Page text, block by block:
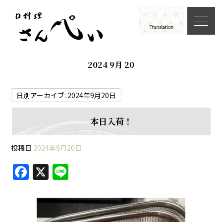
2024 9月 20
日別アーカイブ: 2024年9月20日
本日入荷！
投稿日 2024年9月20日
F
c
X
e